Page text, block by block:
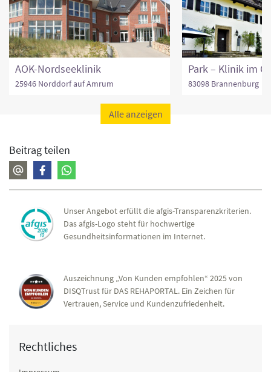
AOK-Nordseeklinik
25946 Norddorf auf Amrum 83098 Brannenburg
Alle anzeigen
Beitrag teilen
Unser Angebot erfüllt die afgis-Transparenzkriterien.
Das afgis-Logo steht für hochwertige
Gesundheitsinformationen im Internet.
Auszeichnung „Von Kunden empfohlen“ 2025 von
DISQTrust für DAS REHAPORTAL. Ein Zeichen für
Vertrauen, Service und Kundenzufriedenheit.
Rechtliches